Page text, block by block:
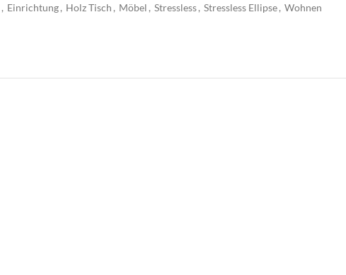
, Einrichtung, Holz Tisch , Möbel , Stressless, Stressless Ellipse, Wohnen